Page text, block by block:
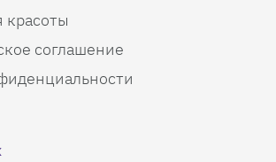
красоты
соглашение